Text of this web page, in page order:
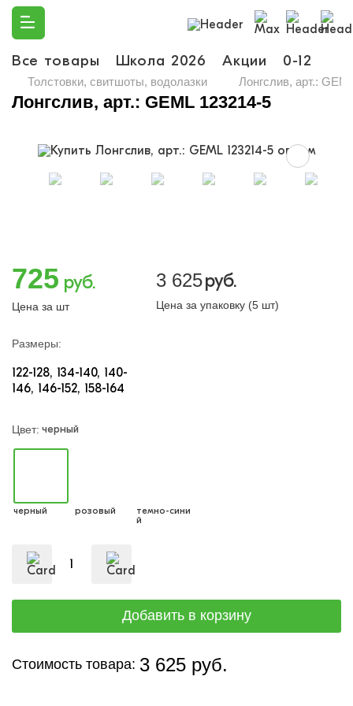
Все товары Школа 2026 Акции 0-12
Толстовки, свитшоты, водолазки Лонгслив, арт.:
Лонгслив, арт.: GEML 123214-5
725 руб.
Цена за шт
3 625руб.
Цена за упаковку (5 шт)
Размеры:
122-128 134-140 140-
146 146-152 158-164
Цвет: черный
черный розовый
темно-сини
й
Стоимость товара: 3 625 руб.